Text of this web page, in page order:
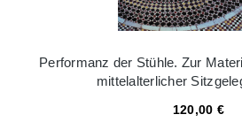
Performanz der Stühle. Zur
mittelalterlicher
120,00 €